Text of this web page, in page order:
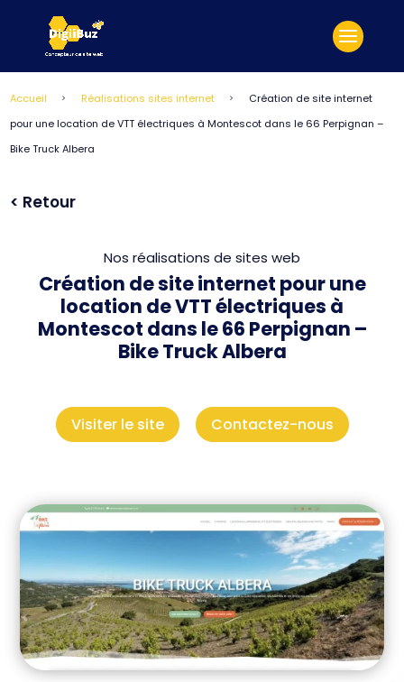
Accueil 5 Réalisations sites internet 5
Création de site internet
pour une location de VTT électriques à Montescot dans le 66 Perpignan –
Bike Truck Albera
< Retour
Nos réalisations de sites web
Création de site internet pour une
location de VTT électriques à
Montescot dans le 66 Perpignan –
Bike Truck Albera
Visiter le site Contactez-nous